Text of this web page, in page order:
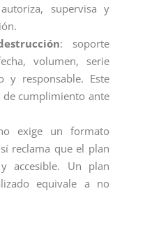
supervisa y
: soporte
volumen, serie
y responsable. Este
cumplimiento ante
exige un formato
reclama que el plan
accesible. Un plan
equivale a no